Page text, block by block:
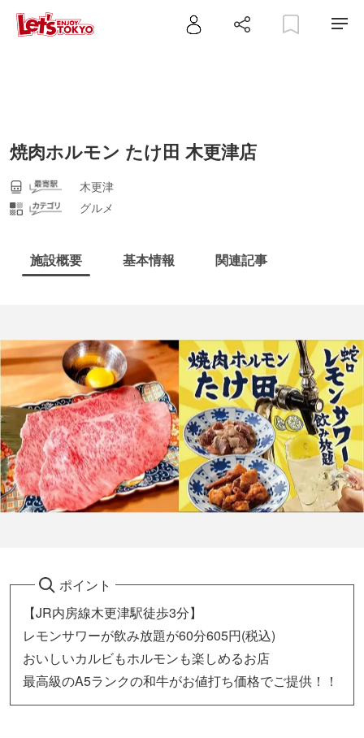
焼肉ホルモン たけ田 木更津店
木更津
グルメ
施設概要 基本情報 関連記事
ポイント
【JR内房線木更津駅徒歩3分】
レモンサワーが飲み放題が60分605円(税込)
おいしいカルビもホルモンも楽しめるお店
最高級のA5ランクの和牛がお値打ち価格でご提供！！